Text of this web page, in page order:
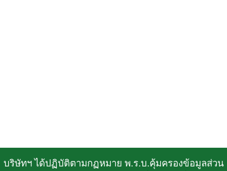
บริษัทฯ ได้ปฏิบัติตามกฏหมาย พ.ร.บ.คุ้มครองข้อมูลส่วน